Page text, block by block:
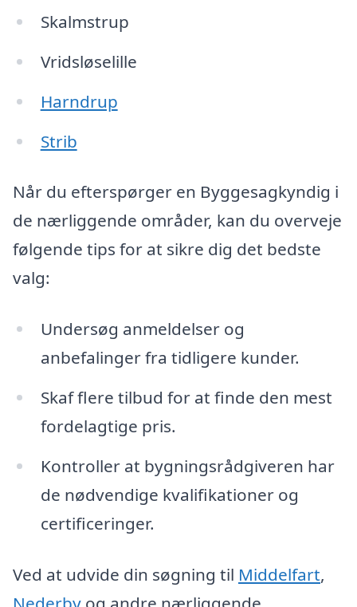
Skalmstrup
Vridsløselille
Harndrup
Strib
Når du efterspørger en Byggesagkyndig i
de nærliggende områder, kan du overveje
følgende tips for at sikre dig det bedste
valg:
Undersøg anmeldelser og
anbefalinger fra tidligere kunder.
Skaf flere tilbud for at finde den mest
fordelagtige pris.
Kontroller at bygningsrådgiveren har
de nødvendige kvalifikationer og
certificeringer.
Ved at udvide din søgning til Middelfart,